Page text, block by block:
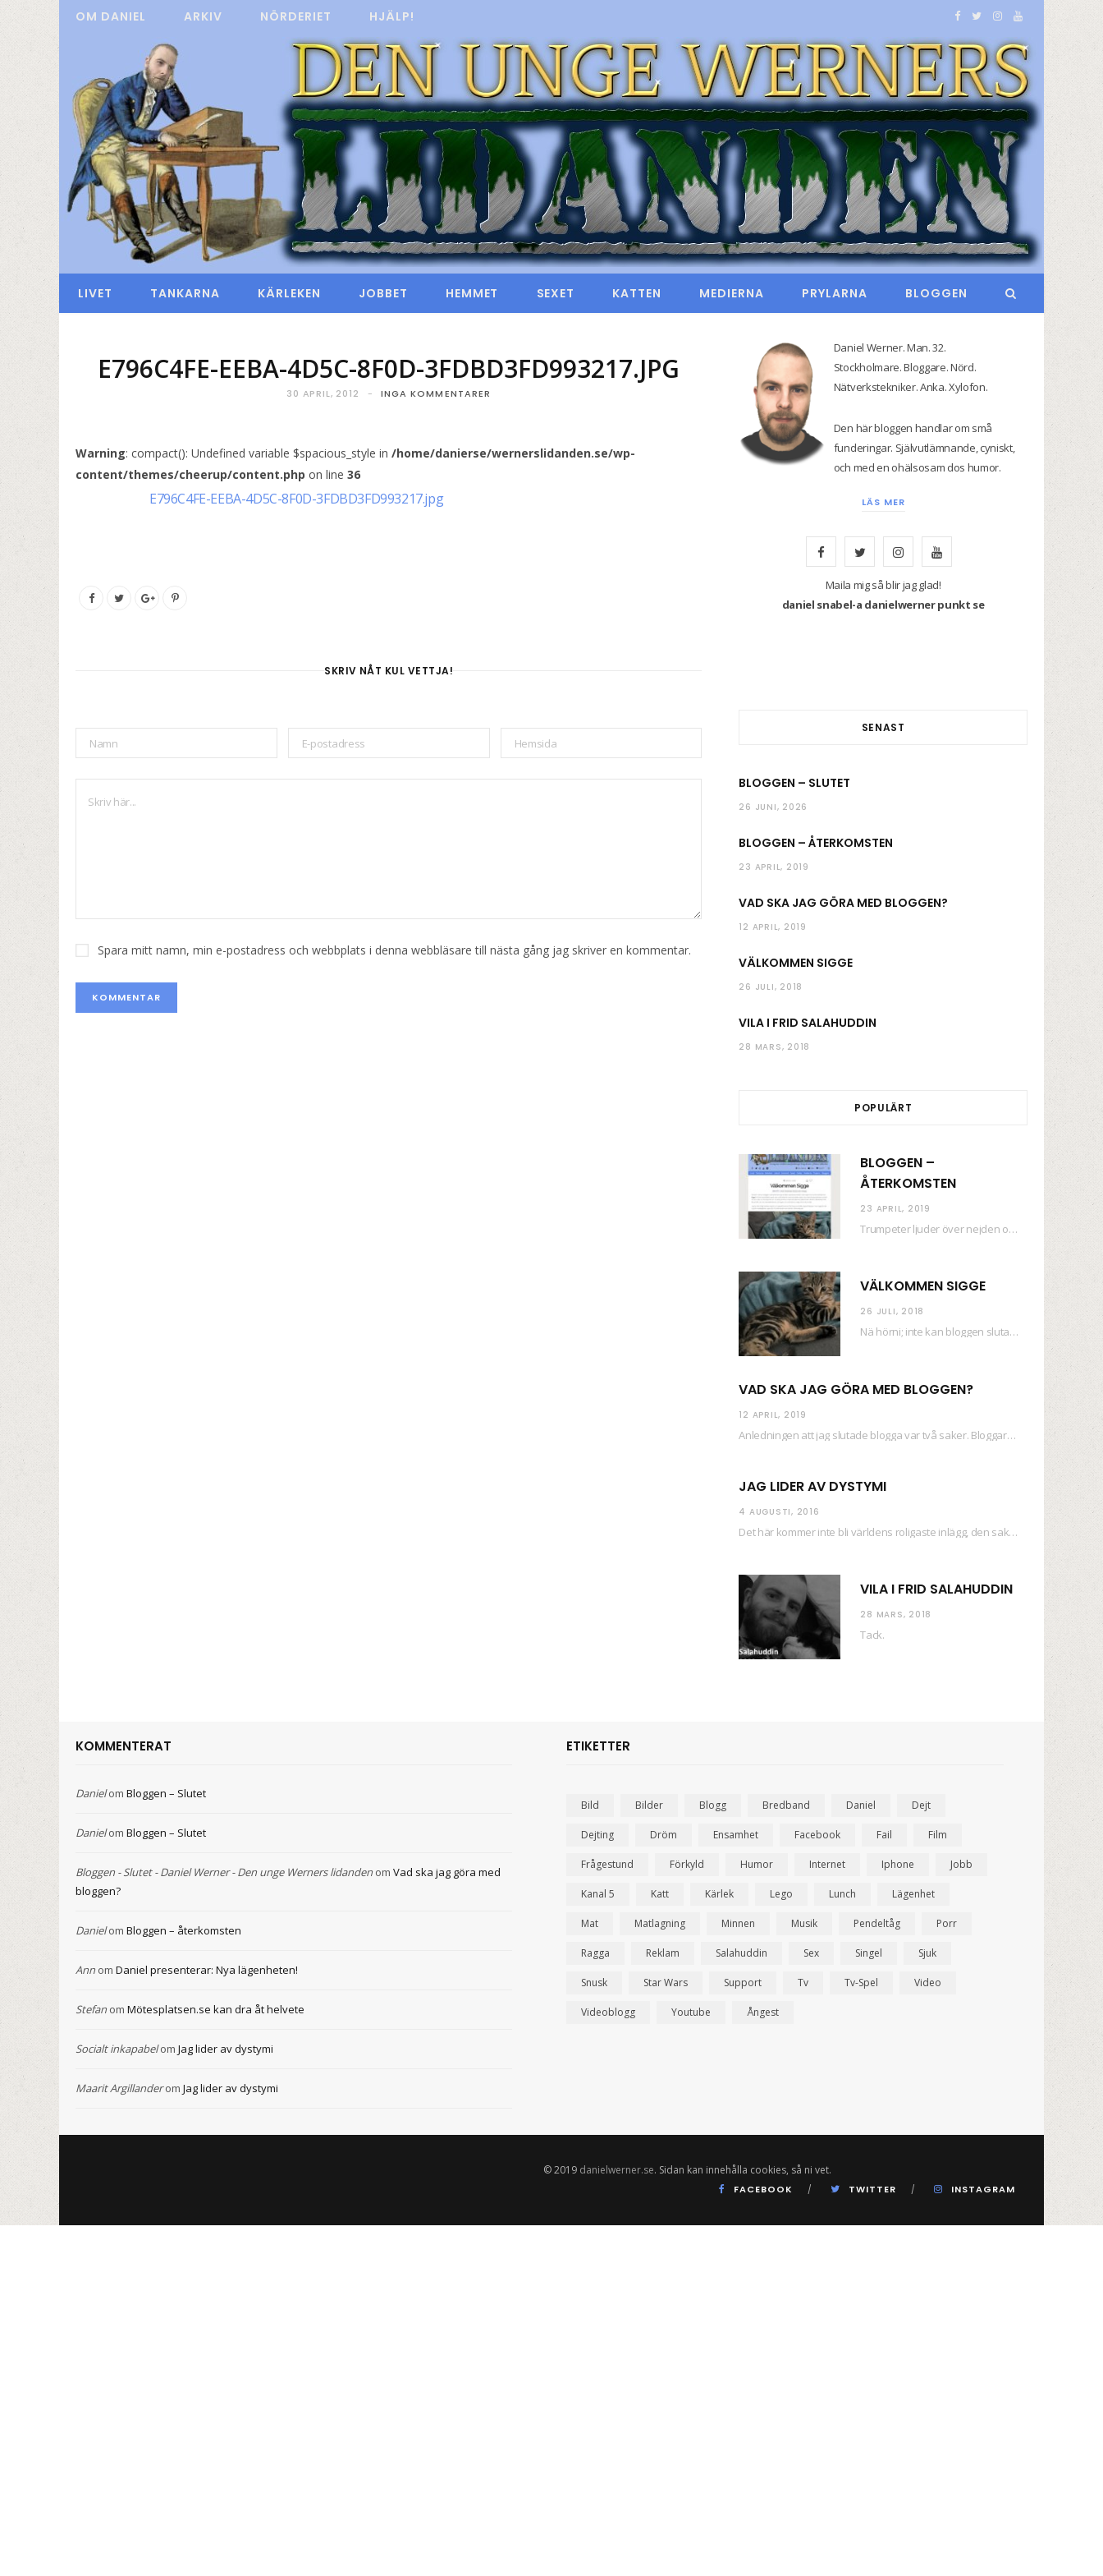
OM DANIEL ARKIV NÖRDERIET HJÄLP! F
a
c
e
o
o
k
w
i
t
t
e
r
I
n
s
t
a
g
a
Y
o
u
T
u
LIVET TANKARNA KÄRLEKEN JOBBET HEMMET SEXET KATTEN MEDIERNA PRYLARNA BLOGGEN
E796C4FE-EEBA-4D5C-8F0D-3FDBD3FD993217.JPG
30 APRIL, 2012 INGA KOMMENTARER
Warning: compact(): Undefined variable $spacious_style in /home/danierse/wernerslidanden.se/wp-
content/themes/cheerup/content.php on line 36
E796C4FE-EEBA-4D5C-8F0D-3FDBD3FD993217.jpg
SKRIV NÅT KUL VETTJA!
Spara mitt namn, min e-postadress och webbplats i denna webbläsare till nästa gång jag skriver en kommentar.
Daniel Werner. Man. 32.
Stockholmare. Bloggare. Nörd.
Nätverkstekniker. Anka. Xylofon.
Den här bloggen handlar om små
funderingar. Självutlämnande, cyniskt,
och med en ohälsosam dos humor.
LÄS MER
a
c
T
w
i
r
I
n
s
Y
u
Maila mig så blir jag glad!
daniel snabel-a danielwerner punkt se
SENAST
BLOGGEN – SLUTET
26 JUNI, 2026
BLOGGEN – ÅTERKOMSTEN
23 APRIL, 2019
VAD SKA JAG GÖRA MED BLOGGEN?
12 APRIL, 2019
VÄLKOMMEN SIGGE
26 JULI, 2018
VILA I FRID SALAHUDDIN
28 MARS, 2018
POPULÄRT
BLOGGEN –
ÅTERKOMSTEN
23 APRIL, 2019
Trumpeter ljuder över nejden och konfetti regnar längsmed husfasaderna – FREDEN ÄR HÄR! Eller ahem.…
VÄLKOMMEN SIGGE
26 JULI, 2018
Nä hörni; inte kan bloggen sluta (eftersom jag så sällan uppdaterar skiten) i sånt supermoll.…
VAD SKA JAG GÖRA MED BLOGGEN?
12 APRIL, 2019
Anledningen att jag slutade blogga var två saker. Bloggaren Daniel skrev ut checkar som personen…
JAG LIDER AV DYSTYMI
4 AUGUSTI, 2016
Det här kommer inte bli världens roligaste inlägg, den saken kan ni räkna med. Det…
VILA I FRID SALAHUDDIN
28 MARS, 2018
Tack.
KOMMENTERAT
Danielom Bloggen – Slutet
Danielom Bloggen – Slutet
Bloggen - Slutet - Daniel Werner - Den unge Werners lidanden om Vad ska jag göra med
bloggen?
Danielom Bloggen – återkomsten
Ann om Daniel presenterar: Nya lägenheten!
Stefan om Mötesplatsen.se kan dra åt helvete
Socialt inkapabelom Jag lider av dystymi
Maarit Argillanderom Jag lider av dystymi
ETIKETTER
Bild Bilder Blogg Bredband Daniel Dejt
Dejting Dröm Ensamhet Facebook Fail Film
Frågestund Förkyld Humor Internet Iphone Jobb
Kanal 5 Katt Kärlek Lego Lunch Lägenhet
Mat Matlagning Minnen Musik Pendeltåg Porr
Ragga Reklam Salahuddin Sex Singel Sjuk
Snusk Star Wars Support Tv Tv-Spel Video
Videoblogg Youtube Ångest
© 2019 danielwerner.se. Sidan kan innehålla cookies, så ni vet.
FACEBOOK TWITTER INSTAGRAM